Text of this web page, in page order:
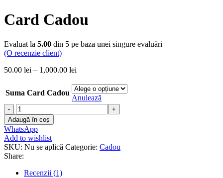
Card Cadou
Evaluat la 5.00 din 5 pe baza unei singure evaluări
(O recenzie client)
50.00 lei – 1,000.00 lei
prețuri:
50.00 lei
până
la
Suma Card Cadou
Anulează
Cantitate
Card
Cadou
Adaugă în coș
WhatsApp
Add to wishlist
SKU: Nu se aplică Categorie: Cadou
Share:
Recenzii (1)